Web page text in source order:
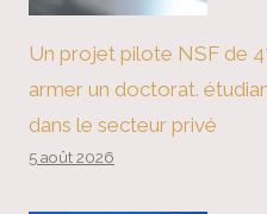
Un projet pilote NSF de
armer un doctorat.
dans le secteur privé
5 août 2026